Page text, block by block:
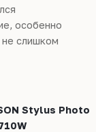
особенно
слишком
Stylus Photo